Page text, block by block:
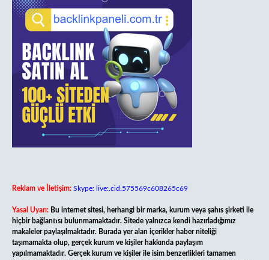
Reklam ve İletişim: Skype: live:.cid.575569c608265c69
Yasal Uyarı: Bu internet sitesi, herhangi bir marka, kurum veya şahıs şirketi ile
hiçbir bağlantısı bulunmamaktadır. Sitede yalnızca kendi hazırladığımız
makaleler paylaşılmaktadır. Burada yer alan içerikler haber niteliği
taşımamakta olup, gerçek kurum ve kişiler hakkında paylaşım
yapılmamaktadır. Gerçek kurum ve kişiler ile isim benzerlikleri tamamen